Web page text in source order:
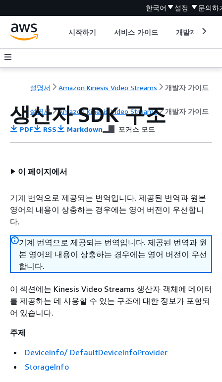
한국어 설정 문의하
시작하기 서비스 가이드 개발자 도구
설명서 Amazon Kinesis Video Streams 개발자 가이드
설명서 Amazon Kinesis Video Streams 개발자 가이드
생산자 SDK 구조
PDF RSS Markdown 포커스 모드
이 페이지에서
기계 번역으로 제공되는 번역입니다. 제공된 번역과 원본
영어의 내용이 상충하는 경우에는 영어 버전이 우선합니
다.
기계 번역으로 제공되는 번역입니다. 제공된 번역과 원
본 영어의 내용이 상충하는 경우에는 영어 버전이 우선
합니다.
이 섹션에는 Kinesis Video Streams 생산자 객체에 데이터
를 제공하는 데 사용할 수 있는 구조에 대한 정보가 포함되
어 있습니다.
주제
DeviceInfo/ DefaultDeviceInfoProvider
StorageInfo